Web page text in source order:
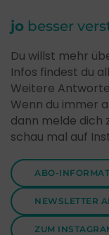
jo besser
Du willst mehr
Infos findest du
Weitere
Wenn du immer
dann melde dich
schau mal auf
ABO-
NEWSLETTER
ZUM